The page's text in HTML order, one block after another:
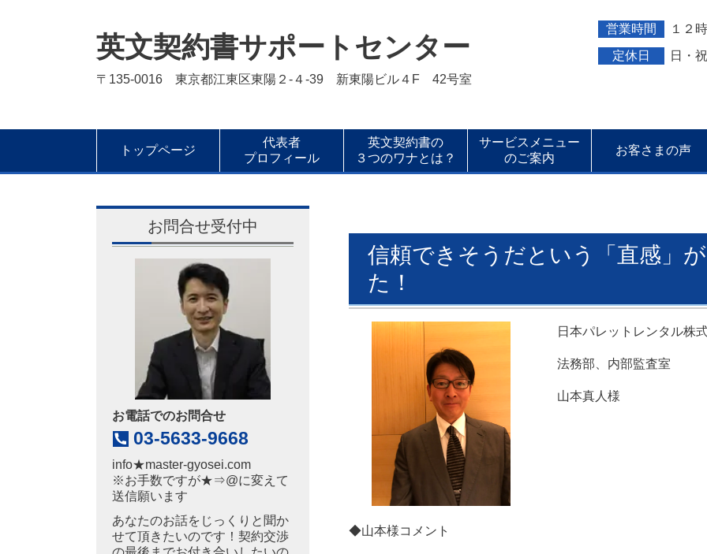
英文契約書サポートセンター
〒135-0016 東京都江東区東陽２-４-39 新東陽ビル４F 42号室
営業時間 １２
定休日 日・
トップページ
代表者
プロフィール
英文契約書の
３つのワナとは？
サービスメニュー
のご案内
お客さまの声
信頼できそうだという「直感」
た！
日 本パレットレンタル
法務部、内部監査室
山本真人様
◆山本様コメント
お問合せ受付中
お電話でのお問合せ
03-5633-9668
info★master-gyosei.com
※お手数ですが★⇒@に変えて
送信願います
あなたのお話をじっくりと聞か
せて頂きたいのです！契約交渉